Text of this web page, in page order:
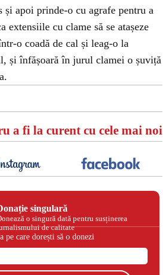
și apoi prinde-o cu agrafe pentru a
cu clame să se atașeze
o coadă de cal și leag-o la
și înfășoară în jurul clamei o șuviță
a fi la curent cu cele mai noi
singulară
o singură dată pentru susținerea
de calitate
pe care dorești să o donezi